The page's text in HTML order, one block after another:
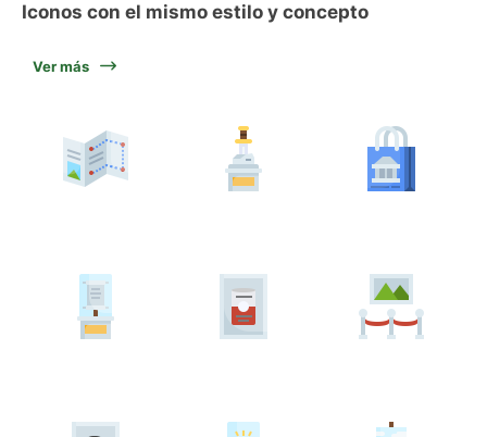
Iconos con el mismo estilo y concepto
Ver más